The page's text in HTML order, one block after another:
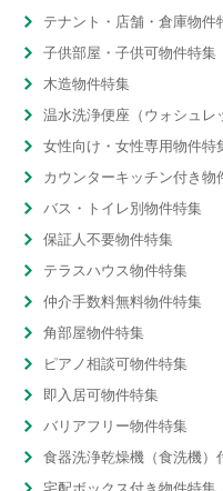
テナント・店舗・倉庫物件
子供部屋・子供可物件特集
木造物件特集
温水洗浄便座（ウォシュレ
女性向け・女性専用物件特
カウンターキッチン付き物
バス・トイレ別物件特集
保証人不要物件特集
テラスハウス物件特集
仲介手数料無料物件特集
角部屋物件特集
ピアノ相談可物件特集
即入居可物件特集
バリアフリー物件特集
食器洗浄乾燥機（食洗機）